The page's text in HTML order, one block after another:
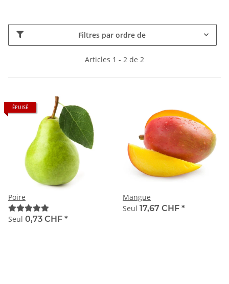
Filtres par ordre de
Articles 1 - 2 de 2
ÉPUISÉ
Poire
Seul 0,73 CHF *
Mangue
Seul 17,67 CHF *